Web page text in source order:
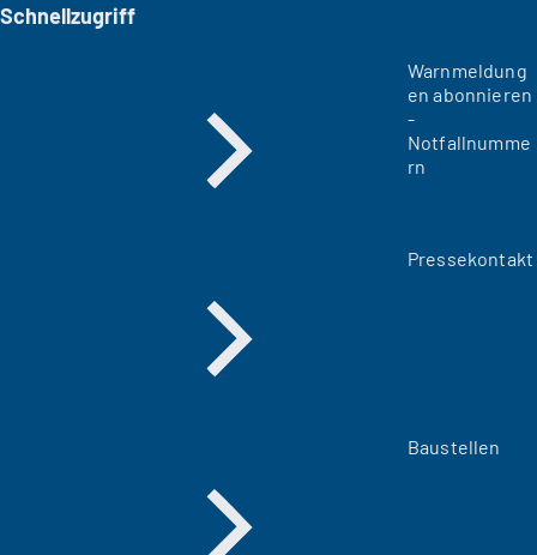
Schnellzugriff
Warnmeldung
en abonnieren
-
Notfallnumme
rn
Pressekontakt
Baustellen